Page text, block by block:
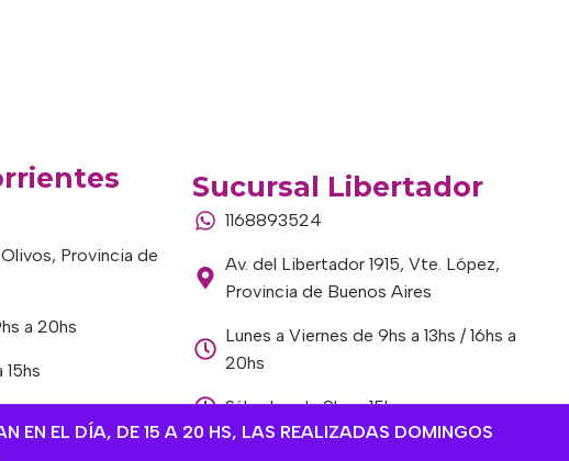
EN EL DÍA, DE 15 A 20 HS, LAS REALIZADAS DOMINGOS
Provincia de
a 20hs
Sucursal Libertador
1168893524
Av. del Libertador 1915, Vte. López,
Provincia de Buenos Aires
Lunes a Viernes de 9hs a 13hs / 16hs a
20hs
Sábados de 9hs a 15hs